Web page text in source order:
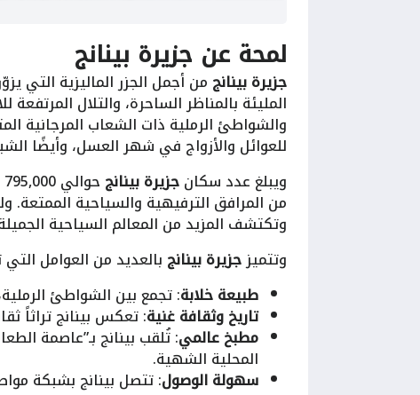
لمحة عن جزيرة بينانج
جزيرة بينانج من أجمل الجزر الماليزية التي
المليئة بالمناظر الساحرة، والتلال
والشواطئ الرملية ذات الشعاب المرجانية
للعوائل والأزواج في شهر العسل، وأيضًا
ويبلغ عدد سكانجزيرة بينانج
من المرافق الترفيهية والسياحية الممتعة.
وتكتشف المزيد من المعالم السياحية الجميلة تحتاج إلى 3
وتتميزجزيرة بينانج بالعديد من العوامل
طبيعة خلابة: تجمع بين الشواطئ
تاريخ وثقافة غنية: تعكس بينانج تراثاً
مطبخ عالمي: تُلقب بينانج بـ”عاصمة
المحلية الشهية.
سهولة الوصول: تتصل بينانج بشبكة